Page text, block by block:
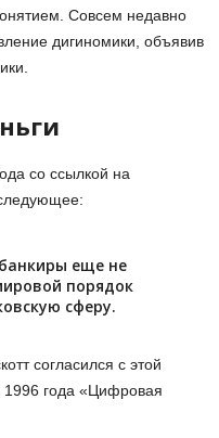
Совсем недавно
дигиномики, объявив
со ссылкой на
еще не
порядок
сферу.
согласился с этой
1996 года «Цифровая